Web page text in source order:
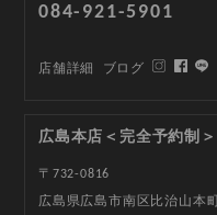
084-921-5901
店舗詳細 ブログ
広島本店＜完全予約制＞
〒732-0816
広島県広島市南区比治山本